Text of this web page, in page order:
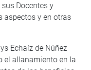
Docentes y
aspectos y en otras
Echaíz de Núñez
el allanamiento en la